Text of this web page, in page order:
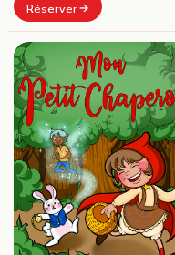
Réserver